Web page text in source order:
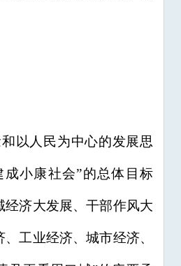
以人民为中心的发展思
小康社会”的总体目标
经济大发展、干部作风大
工业经济、城市经济、